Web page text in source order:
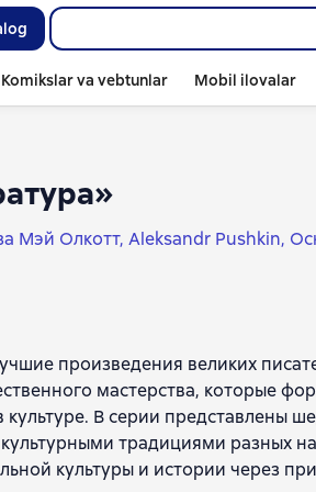
Komikslar va vebtunlar Mobil ilovalar
Мэй Олкотт Aleksandr Pushkin
Антон Макаренко Владимир
Иван Тургенев Исаак Бабель
Шарль Перро Константин
Иван Шмелёв Виктор
Саша Чёрный Николай
произведения великих
мастерства, которые
В серии представлены
традициями разных
культуры и истории через